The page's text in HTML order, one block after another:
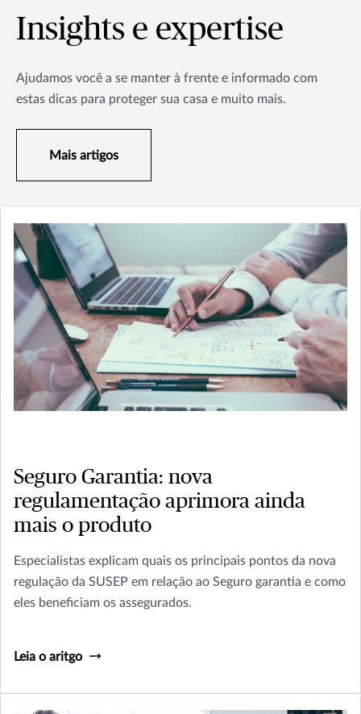
Insights e expertise
Ajudamos você a se manter à frente e informado com
estas dicas para proteger sua casa e muito mais.
Mais artigos
Seguro Garantia: nova
regulamentação aprimora ainda
mais o produto
Especialistas explicam quais os principais pontos da nova
regulação da SUSEP em relação ao Seguro garantia e como
eles beneficiam os assegurados.
Leia o aritgo